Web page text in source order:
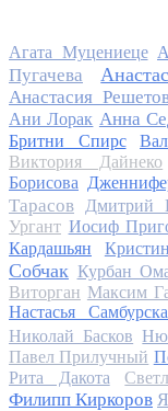
Агата Муцениеце
Пугачева
Анастасия
Ани Лорак Анна
Бритни Спирс
Виктория Дайнеко
Борисова
Тарасов
Дмитрий
Ургант Иосиф
Кардашьян
Собчак Курбан
Виторган Максим
Настасья
Николай Басков
Павел Прилучный
Рита Дакота
Филипп Киркоров